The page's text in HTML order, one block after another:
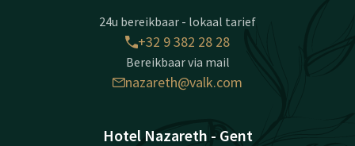
24u bereikbaar - lokaal tarief
+32 9 382 28 28
Bereikbaar via mail
nazareth@valk.com
Hotel Nazareth - Gent